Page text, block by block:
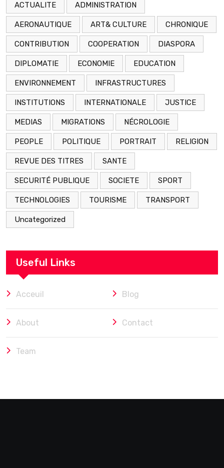
ACTUALITE ADMINISTRATION
AERONAUTIQUE ART& CULTURE CHRONIQUE
CONTRIBUTION COOPERATION DIASPORA
DIPLOMATIE ECONOMIE EDUCATION
ENVIRONNEMENT INFRASTRUCTURES
INSTITUTIONS INTERNATIONALE JUSTICE
MEDIAS MIGRATIONS NÉCROLOGIE
PEOPLE POLITIQUE PORTRAIT RELIGION
REVUE DES TITRES SANTE
SECURITÉ PUBLIQUE SOCIETE SPORT
TECHNOLOGIES TOURISME TRANSPORT
Uncategorized
Useful Links
Acceuil Blog
About Contact
Team